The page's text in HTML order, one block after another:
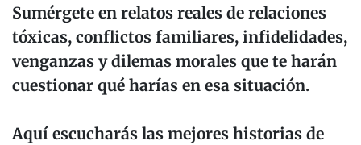
Sumérgete en relatos reales de relaciones
tóxicas, conflictos familiares, infidelidades,
venganzas y dilemas morales que te harán
cuestionar qué harías en esa situación.
Aquí escucharás las mejores historias de